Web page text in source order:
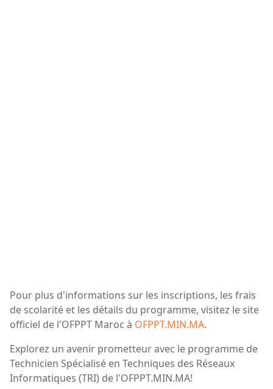
Pour plus d'informations sur les inscriptions, les frais
de scolarité et les détails du programme, visitez le site
officiel de l'OFPPT Maroc à OFPPT.MIN.MA.
Explorez un avenir prometteur avec le programme de
Technicien Spécialisé en Techniques des Réseaux
Informatiques (TRI) de l'OFPPT.MIN.MA!